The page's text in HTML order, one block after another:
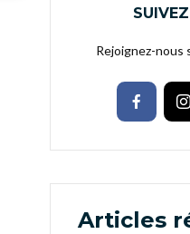
Rejoignez-nous
Articles